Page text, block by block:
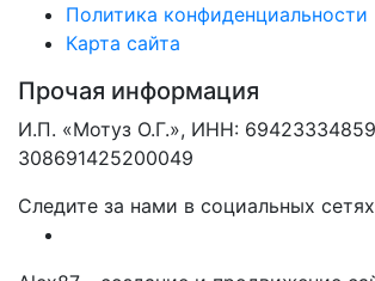
Политика конфиденциальности
Карта сайта
Прочая информация
И.П. «Мотуз О.Г.», ИНН:
308691425200049
Следите за нами в социальных сетях